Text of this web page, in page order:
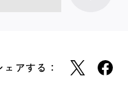
ェアする：